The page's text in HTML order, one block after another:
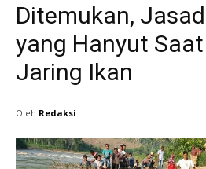
Ditemukan,
yang Hanyut
Jaring Ikan
Oleh Redaksi